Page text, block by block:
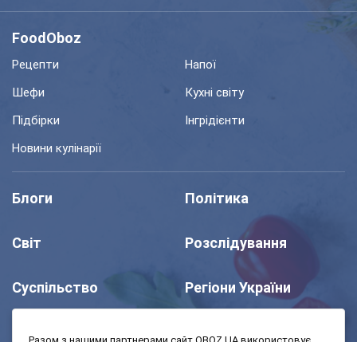
FoodOboz
Рецепти
Напої
Шефи
Кухні світу
Підбірки
Інгрідієнти
Новини кулінарії
Блоги Політика
Світ Розслідування
Суспільство Регіони України